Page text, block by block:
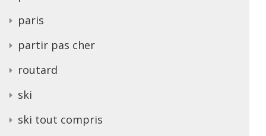
paris
partir pas cher
routard
ski
ski tout compris